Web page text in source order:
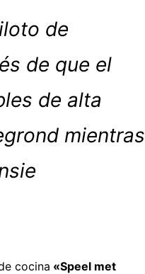
de
de que el
de alta
mientras
cocina «Speel met